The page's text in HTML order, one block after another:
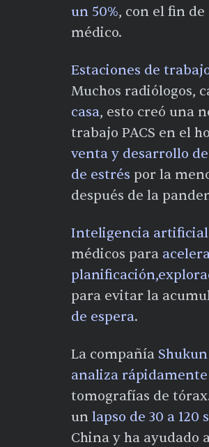
un 50%, con el fin
médico.
Estaciones de
Muchos radiólogos,
casa, esto creó una
trabajo PACS en el
venta y desarrollo
de estrés por la
después de la
Inteligencia artificial
médicos para
para evitar la
de espera.
La compañía
analiza
tomografías de
un lapso de 30 a 120
China y ha ayudado